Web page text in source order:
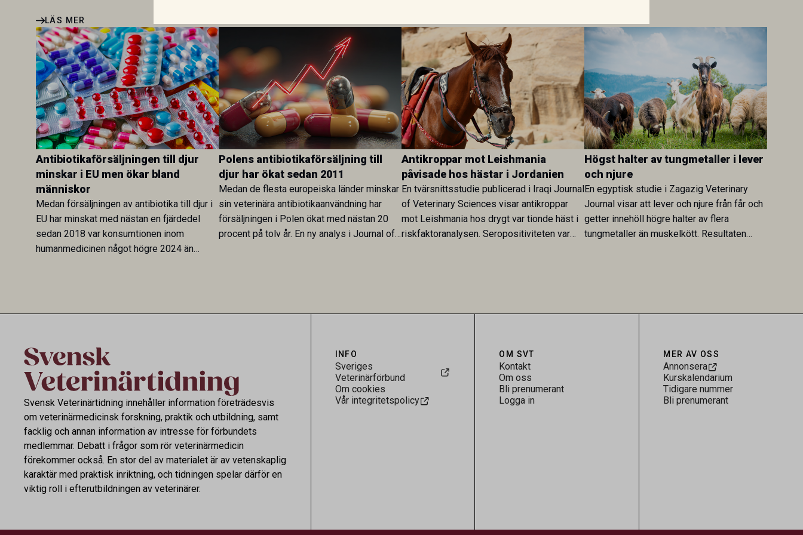
LÄS MER
Antibiotikaförsäljningen till djur
minskar i EU men ökar bland
människor
Medan försäljningen av antibiotika till djur i
EU har minskat med nästan en fjärdedel
sedan 2018 var konsumtionen inom
humanmedicinen något högre 2024 än
Polens antibiotikaförsäljning till
djur har ökat sedan 2011
Medan de flesta europeiska länder minskar
sin veterinära antibiotikaanvändning har
försäljningen i Polen ökat med nästan 20
procent på tolv år. En ny analys i Journal of
Antikroppar mot Leishmania
påvisade hos hästar i Jordanien
En tvärsnittsstudie publicerad i Iraqi Journal
of Veterinary Sciences visar antikroppar
mot Leishmania hos drygt var tionde häst i
riskfaktoranalysen. Seropositiviteten var
Högst halter av tungmetaller i lever
och njure
En egyptisk studie i Zagazig Veterinary
Journal visar att lever och njure från får och
getter innehöll högre halter av flera
tungmetaller än muskelkött. Resultaten
Svensk Veterinärtidning innehåller information företrädesvis
om veterinärmedicinsk forskning, praktik och utbildning, samt
facklig och annan information av intresse för förbundets
medlemmar. Debatt i frågor som rör veterinärmedicin
förekommer också. En stor del av materialet är av vetenskaplig
karaktär med praktisk inriktning, och tidningen spelar därför en
viktig roll i efterutbildningen av veterinärer.
INFO
Sveriges
Veterinärförbund
Om cookies
Vår integritetspolicy
OM SVT
Kontakt
Om oss
Bli prenumerant
Logga in
MER AV OSS
Annonsera
Kurskalendarium
Tidigare nummer
Bli prenumerant